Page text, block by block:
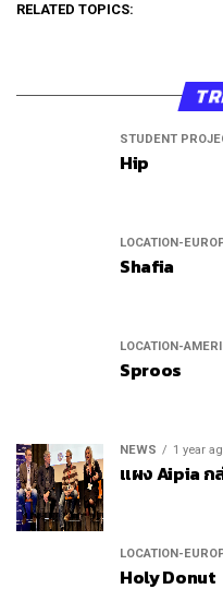
RELATED TOPICS:
STUDENT
Hip
LOCATION-
Shafia
LOCATION-
Sproos
NEWS 1 year
แผง Aipia ก
LOCATION-
Holy Donut